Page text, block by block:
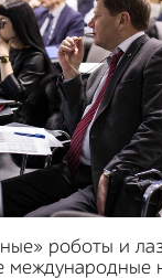
роботы и
международные